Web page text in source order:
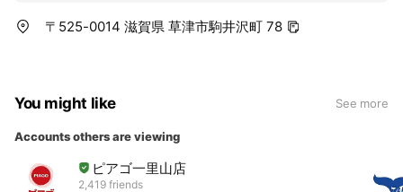
〒525-0014 滋賀県 草津市駒井沢町 78
You might like See more
Accounts others are viewing
ピアゴ一里山店
2,419 friends